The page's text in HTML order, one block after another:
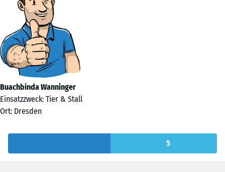
Buachbinda Wanninger
Einsatzzweck: Tier & Stall
Ort: Dresden
5